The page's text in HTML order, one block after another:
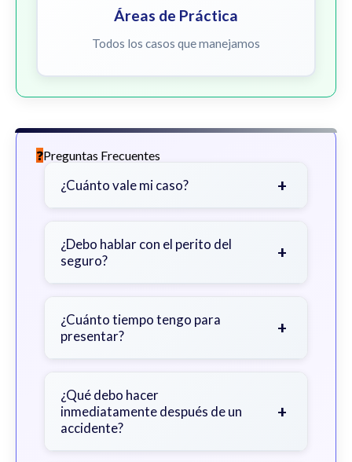
Áreas de Práctica
Todos los casos que manejamos
Preguntas Frecuentes
¿Cuánto vale mi caso? +
gravedad de sus lesiones, facturas
médicas, tiempo fuera del trabajo y
¿Debo hablar con el perito del
seguro?
+
primero con un abogado para evitar
declaraciones que perjudiquen su
¿Cuánto tiempo tengo para
presentar?
+
con excepciones. Consulte para
obtener orientación específica.
¿Qué debo hacer
inmediatamente después de un
accidente?
+